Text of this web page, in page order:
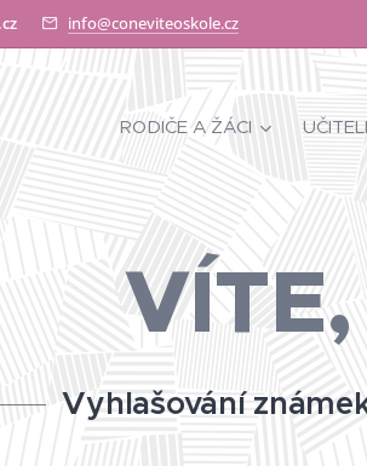
info@coneviteoskole.cz
RODIČE A ŽÁCI
Vyhlašování